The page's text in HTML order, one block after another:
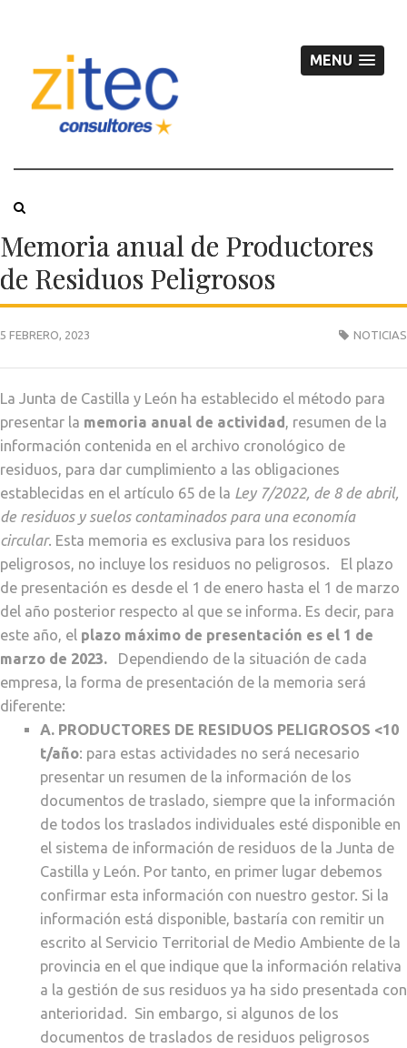
MENU
Memoria anual de Productores
de Residuos Peligrosos
5 FEBRERO, 2023 NOTICIAS
La Junta de Castilla y León ha establecido el método para
presentar la memoria anual de actividad, resumen de la
información contenida en el archivo cronológico de
residuos, para dar cumplimiento a las obligaciones
establecidas en el artículo 65 de la Ley 7/2022, de 8 de abril,
de residuos y suelos contaminados para una economía
circular. Esta memoria es exclusiva para los residuos
peligrosos, no incluye los residuos no peligrosos. El plazo
de presentación es desde el 1 de enero hasta el 1 de marzo
del año posterior respecto al que se informa. Es decir, para
este año, el plazo máximo de presentación es el 1 de
marzo de 2023. Dependiendo de la situación de cada
empresa, la forma de presentación de la memoria será
diferente:
A. PRODUCTORES DE RESIDUOS PELIGROSOS <10
t/año: para estas actividades no será necesario
presentar un resumen de la información de los
documentos de traslado, siempre que la información
de todos los traslados individuales esté disponible en
el sistema de información de residuos de la Junta de
Castilla y León. Por tanto, en primer lugar debemos
confirmar esta información con nuestro gestor. Si la
información está disponible, bastaría con remitir un
escrito al Servicio Territorial de Medio Ambiente de la
provincia en el que indique que la información relativa
a la gestión de sus residuos ya ha sido presentada con
anterioridad. Sin embargo, si algunos de los
documentos de traslados de residuos peligrosos